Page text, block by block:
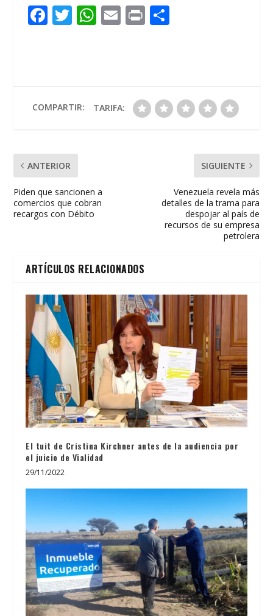
F
o
o
T W
A
p
E Pr
ar
ti
COMPARTIR: TARIFA:
ANTERIOR
Piden que sancionen a
comercios que cobran
recargos con Débito
SIGUIENTE
Venezuela revela más
detalles de la trama para
despojar al país de
recursos de su empresa
petrolera
ARTÍCULOS RELACIONADOS
El tuit de Cristina Kirchner antes de la audiencia por
el juicio de Vialidad
29/11/2022